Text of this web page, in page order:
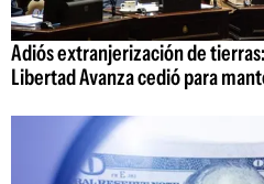
Adiós extranjerización de
Libertad Avanza cedió para